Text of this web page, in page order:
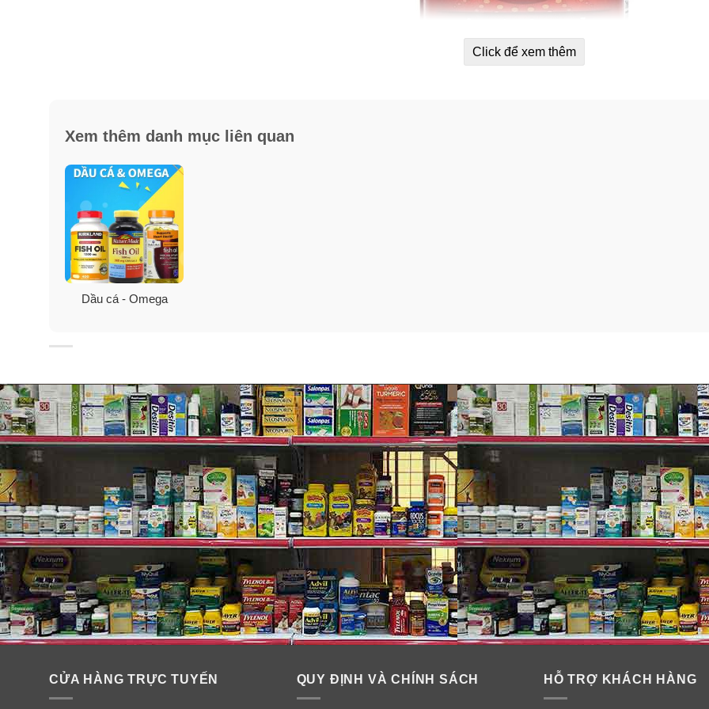
Tại sao bạn phải chọn dầu nhuyễn thể (dầu tôm) Schiff MegaRed
Strength 500mg?
MegaRed tinh khiết hơn gấp 3 lần so với dầu nhuyễn thể thông thường. Muối và các tạp chất khác được loại bỏ để
Sự hấp thụ
MegaRed Omega-3 Krill Oil được vận chuyển ở dạng phospholipid, giống như màng tế bào của cơ thể bạn. Điều
dụng, cho phép hấp thụ dễ dàng.
Không có dư vị tanh
MegaRed sử dụng Softgel dễ hòa tan được pha chế để phân hủy trong vòng một giờ. Dầu nhuyễn thể dễ dàng hòa
khó chịu mà bạn có thể trải nghiệm với lợi ích từ dầu cá.
Click để xem thêm
Xem thêm danh mục liên quan
Dầu cá - Omega
CỬA HÀNG TRỰC TUYẾN QUY ĐỊNH VÀ CHÍNH SÁCH HỖ TRỢ KHÁCH HÀNG